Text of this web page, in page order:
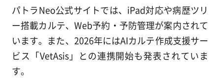
パトラNeo公式サイトでは、iPad対応や病歴ツリ
ー搭載カルテ、Web予約・予防管理が案内されて
います。また、2026年にはAIカルテ作成支援サー
ビス「VetAsis」との連携開始も発表されていま
す。